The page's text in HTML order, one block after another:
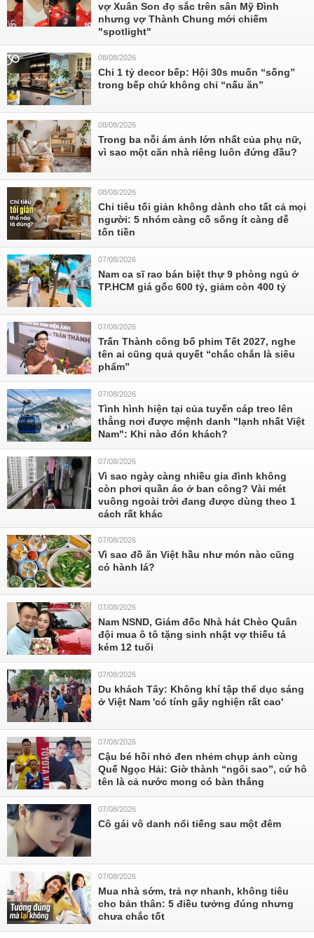
vợ Xuân Son đọ sắc trên sân Mỹ Đình
nhưng vợ Thành Chung mới chiếm
"spotlight"
08/08/2026
Chi 1 tỷ decor bếp: Hội 30s muốn “sống”
trong bếp chứ không chỉ “nấu ăn”
08/08/2026
Trong ba nỗi ám ảnh lớn nhất của phụ nữ,
vì sao một căn nhà riêng luôn đứng đầu?
08/08/2026
Chi tiêu tối giản không dành cho tất cả mọi
người: 5 nhóm càng cố sống ít càng dễ
tốn tiền
07/08/2026
Nam ca sĩ rao bán biệt thự 9 phòng ngủ ở
TP.HCM giá gốc 600 tỷ, giảm còn 400 tỷ
07/08/2026
Trấn Thành công bố phim Tết 2027, nghe
tên ai cũng quả quyết “chắc chắn là siêu
phẩm”
07/08/2026
Tình hình hiện tại của tuyến cáp treo lên
thẳng nơi được mệnh danh "lạnh nhất Việt
Nam": Khi nào đón khách?
07/08/2026
Vì sao ngày càng nhiều gia đình không
còn phơi quần áo ở ban công? Vài mét
vuông ngoài trời đang được dùng theo 1
cách rất khác
07/08/2026
Vì sao đồ ăn Việt hầu như món nào cũng
có hành lá?
07/08/2026
Nam NSND, Giám đốc Nhà hát Chèo Quân
đội mua ô tô tặng sinh nhật vợ thiếu tá
kém 12 tuổi
07/08/2026
Du khách Tây: Không khí tập thể dục sáng
ở Việt Nam 'có tính gây nghiện rất cao'
07/08/2026
Cậu bé hồi nhỏ đen nhẻm chụp ảnh cùng
Quế Ngọc Hải: Giờ thành “ngôi sao”, cứ hô
tên là cả nước mong có bàn thắng
07/08/2026
Cô gái vô danh nổi tiếng sau một đêm
07/08/2026
Mua nhà sớm, trả nợ nhanh, không tiêu
cho bản thân: 5 điều tưởng đúng nhưng
chưa chắc tốt